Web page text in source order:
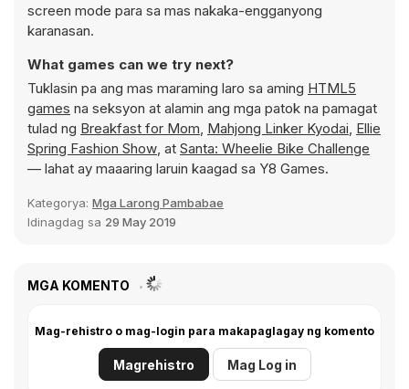
screen mode para sa mas nakaka-engganyong
karanasan.
What games can we try next?
Tuklasin pa ang mas maraming laro sa aming HTML5
games na seksyon at alamin ang mga patok na pamagat
tulad ng Breakfast for Mom, Mahjong Linker Kyodai, Ellie
Spring Fashion Show, at Santa: Wheelie Bike Challenge
— lahat ay maaaring laruin kaagad sa Y8 Games.
Kategorya: Mga Larong Pambabae
Idinagdag sa 29 May 2019
MGA KOMENTO
Mag-rehistro o mag-login para makapaglagay ng komento
Magrehistro Mag Log in